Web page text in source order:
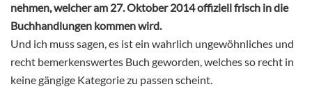
nehmen, welcher am 27. Oktober 2014 offiziell frisch in die
Buchhandlungen kommen wird.
Und ich muss sagen, es ist ein wahrlich ungewöhnliches und
recht bemerkenswertes Buch geworden, welches so recht in
keine gängige Kategorie zu passen scheint.